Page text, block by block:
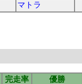
マトラ
完走率 優勝